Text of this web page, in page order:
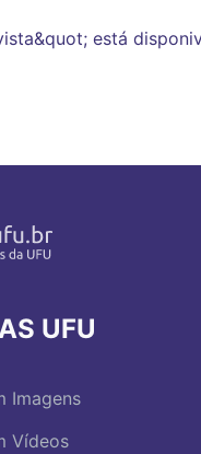
está
UFU
Imagens
Vídeos